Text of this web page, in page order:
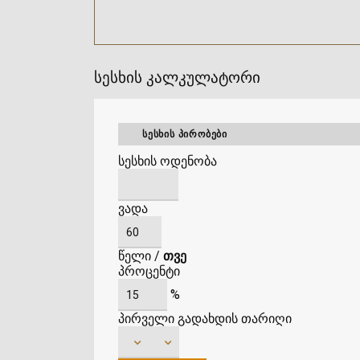
სესხის კალკულატორი
ᲡᲔᲡᲮᲘᲡ ᲞᲘᲠᲝᲑᲔᲑᲘ
სესხის ოდენობა
ვადა
წელი / თვე
პროცენტი
%
პირველი გადახდის თარიღი